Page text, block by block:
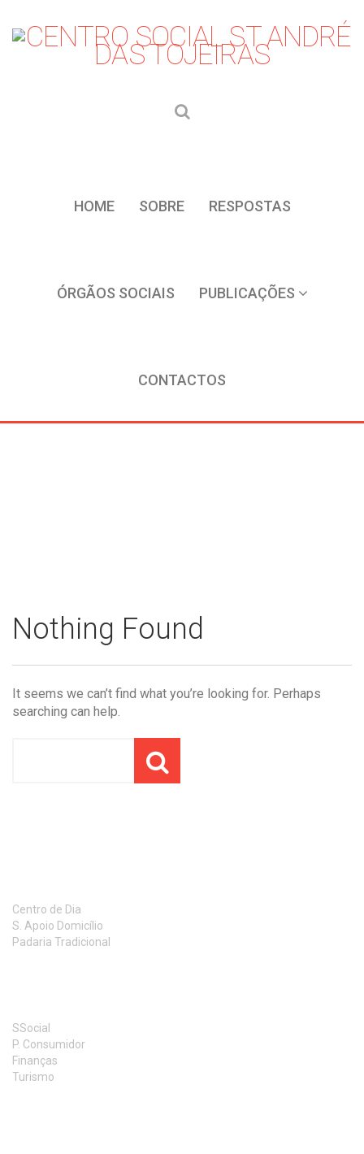
HOME SOBRE RESPOSTAS
ÓRGÃOS SOCIAIS PUBLICAÇÕES
CONTACTOS
Nothing Found
It seems we can’t find what you’re looking for. Perhaps
searching can help.
Centro de Dia
S. Apoio Domicílio
Padaria Tradicional
SSocial
P. Consumidor
Finanças
Turismo